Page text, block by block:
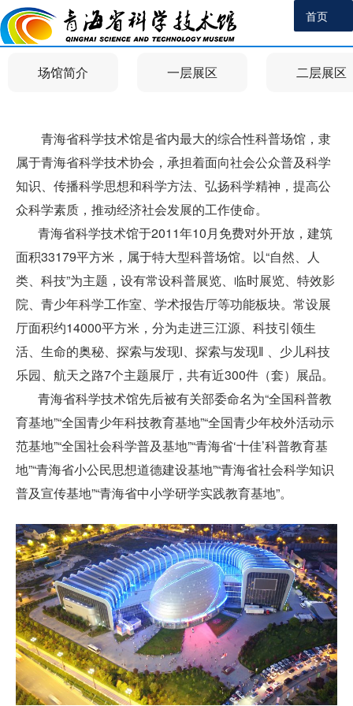
首页
场馆简介 一层展区 二层展区
青海省科学技术馆是省内最大的综合性科普场馆，隶
属于青海省科学技术协会，承担着面向社会公众普及科学
知识、传播科学思想和科学方法、弘扬科学精神，提高公
众科学素质，推动经济社会发展的工作使命。
青海省科学技术馆于2011年10月免费对外开放，建筑
面积33179平方米，属于特大型科普场馆。以“自然、人
类、科技”为主题，设有常设科普展览、临时展览、特效影
院、青少年科学工作室、学术报告厅等功能板块。常设展
厅面积约14000平方米，分为走进三江源、科技引领生
活、生命的奥秘、探索与发现ǀ、探索与发现ǁ 、少儿科技
乐园、航天之路7个主题展厅，共有近300件（套）展品。
青海省科学技术馆先后被有关部委命名为“全国科普教
育基地”“全国青少年科技教育基地”“全国青少年校外活动示
范基地”“全国社会科学普及基地”“青海省‘十佳’科普教育基
地”“青海省小公民思想道德建设基地”“青海省社会科学知识
普及宣传基地”“青海省中小学研学实践教育基地”。